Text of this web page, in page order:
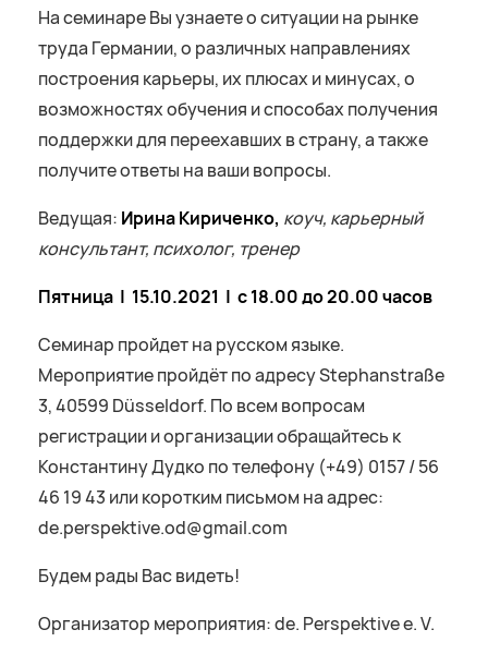
На семинаре Вы узнаете о ситуации на рынке
труда Германии, о различных направлениях
построения карьеры, их плюсах и минусах, о
возможностях обучения и способах получения
поддержки для переехавших в страну, а также
получите ответы на ваши вопросы.
Ведущая: Ирина Кириченко, коуч, карьерный
консультант, психолог, тренер
Пятница | 15.10.2021 | с 18.00 до 20.00 часов
Семинар пройдет на русском языке.
Мероприятие пройдёт по адресу Stephanstraße
3, 40599 Düsseldorf. По всем вопросам
регистрации и организации обращайтесь к
Константину Дудко по телефону (+49) 0157 / 56
46 19 43 или коротким письмом на адрес:
de.perspektive.od@gmail.com
Будем рады Вас видеть!
Организатор мероприятия: de. Perspektive e. V.